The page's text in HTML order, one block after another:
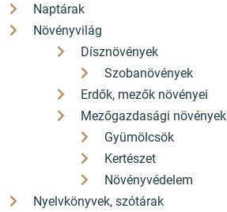
Naptárak
Növényvilág
Dísznövények
Szobanövények
Erdők, mezők növényei
Mezőgazdasági növények
Gyümölcsök
Kertészet
Növényvédelem
Nyelvkönyvek, szótárak